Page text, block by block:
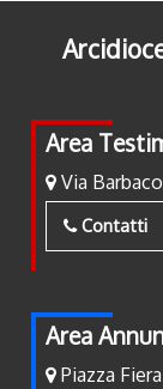
Area
Via
Contatti
Area
Piazza